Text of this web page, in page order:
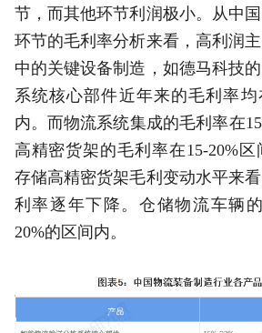
节，而其他环节利润极小。从中
环节的毛利率分析来看，高利润
中的关键设备制造，如德马科技
系统核心部件近年来的毛利率均
内。而物流系统集成的毛利率在
高精密货架的毛利率在15-20%
存储高精密货架毛利变动水平来
利率逐年下降。仓储物流车辆
20%的区间内。